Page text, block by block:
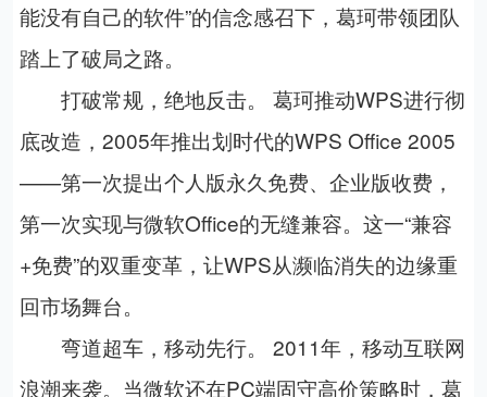
能没有自己的软件”的信念感召下，葛珂带领团队
踏上了破局之路。
打破常规，绝地反击。 葛珂推动WPS进行彻
底改造，2005年推出划时代的WPS Office 2005
——第一次提出个人版永久免费、企业版收费，
第一次实现与微软Office的无缝兼容。这一“兼容
+免费”的双重变革，让WPS从濒临消失的边缘重
回市场舞台。
弯道超车，移动先行。 2011年，移动互联网
浪潮来袭。当微软还在PC端固守高价策略时，葛